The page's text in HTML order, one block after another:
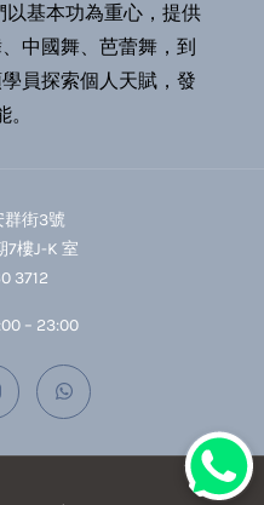
以基本功為重心，提供
中國舞、芭蕾舞，到
員探索個人天賦，發
。
街3號
7樓J-K 室
3712
– 23:00